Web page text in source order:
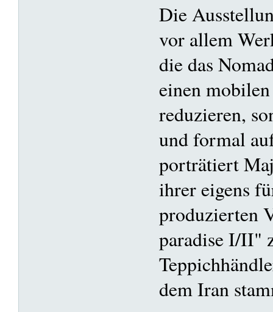
Die
vor allem
die das
einen
reduzieren,
und formal
porträtiert
ihrer eigens
produzierten
paradise I/II"
dem Iran